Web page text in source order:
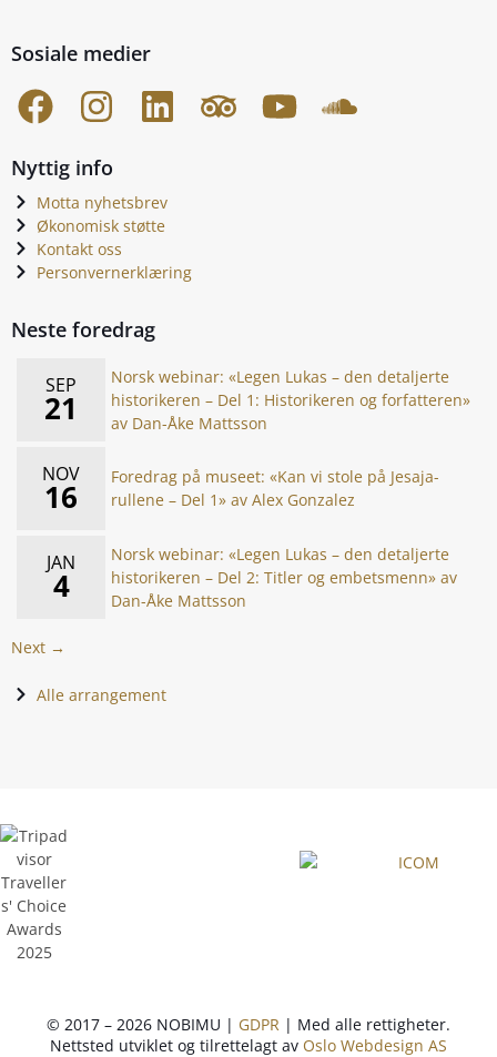
Sosiale medier
Nyttig info
Motta nyhetsbrev
Økonomisk støtte
Kontakt oss
Personvernerklæring
Neste foredrag
SEP
21
Norsk webinar: «Legen Lukas – den detaljerte
historikeren – Del 1: Historikeren og forfatteren»
av Dan-Åke Mattsson
NOV
16
Foredrag på museet: «Kan vi stole på Jesaja-
rullene – Del 1» av Alex Gonzalez
JAN
4
Norsk webinar: «Legen Lukas – den detaljerte
historikeren – Del 2: Titler og embetsmenn» av
Dan-Åke Mattsson
Next →
Alle arrangement
© 2017 – 2026 NOBIMU | GDPR | Med alle rettigheter.
Nettsted utviklet og tilrettelagt av Oslo Webdesign AS